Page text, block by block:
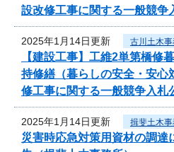
設改修工事に関する一般競争
2025年1月14日更新 古川土木
【建設工事】工維2単第橋
持修繕（暮らしの安全・安心
修工事に関する一般競争入札
2025年1月14日更新 揖斐土木
災害時応急対策用資材の調達